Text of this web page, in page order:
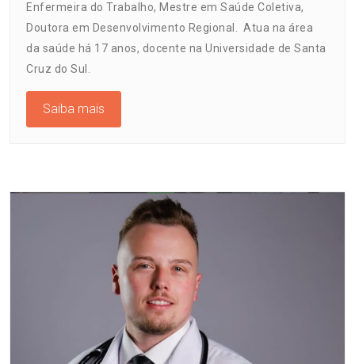
Enfermeira do Trabalho, Mestre em Saúde Coletiva,
Doutora em Desenvolvimento Regional. Atua na área
da saúde há 17 anos, docente na Universidade de Santa
Cruz do Sul.
Saiba mais